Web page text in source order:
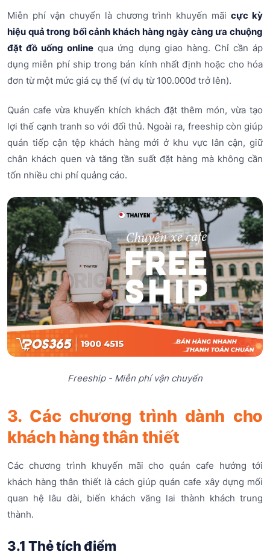
Miễn phí vận chuyển là chương trình khuyến mãicực kỳ
hiệu quả trong bối cảnh khách hàng ngày càng ưa chuộng
đặt đồ uống online qua ứng dụng giao hàng. Chỉ cần áp
dụng miễn phí ship trong bán kính nhất định hoặc cho hóa
đơn từ một mức giá cụ thể (ví dụ từ 100.000đ trở lên).
Quán cafe vừa khuyến khích khách đặt thêm món, vừa tạo
lợi thế cạnh tranh so với đối thủ. Ngoài ra, freeship còn giúp
quán tiếp cận tệp khách hàng mới ở khu vực lân cận, giữ
chân khách quen và tăng tần suất đặt hàng mà không cần
tốn nhiều chi phí quảng cáo.
Freeship - Miễn phí vận chuyển
3. Các chương trình dành cho
khách hàng thân thiết
Các chương trình khuyến mãi cho quán cafe hướng tới
khách hàng thân thiết là cách giúp quán cafe xây dựng mối
quan hệ lâu dài, biến khách vãng lai thành khách trung
thành.
3.1 Thẻ tích điểm